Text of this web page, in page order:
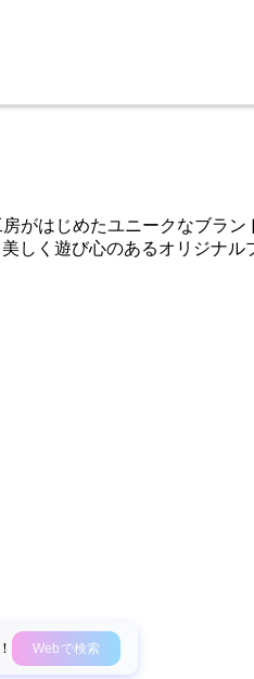
がはじめたユニークなブラ
く遊び心のあるオリジナ
Webで検索